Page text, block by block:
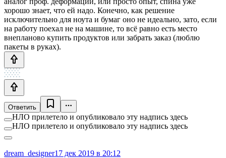
хорошо знает, что ей надо. Конечно, как решение
исключительно для ноута и бумаг оно не идеально, зато, если
на работу поехал не на машине, то всё равно есть место
внепланово купить продуктов или забрать заказ (люблю
пакеты в руках).
Ответить
НЛО прилетело и опубликовало эту надпись здесь
НЛО прилетело и опубликовало эту надпись здесь
dream_designer17 дек 2019 в 20:12